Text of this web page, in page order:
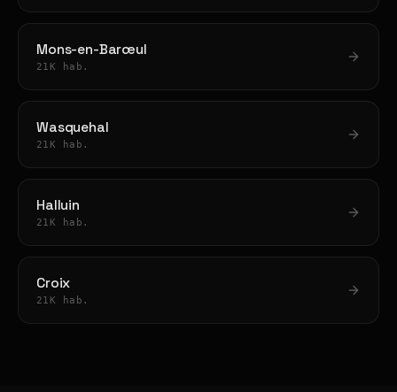
Mons-en-Barœul
21K hab.
Wasquehal
21K hab.
Halluin
21K hab.
Croix
21K hab.